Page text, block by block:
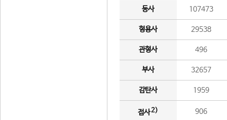
동사 107473
형용사 29538
관형사 496
부사 32657
감탄사 1959
접사2) 906